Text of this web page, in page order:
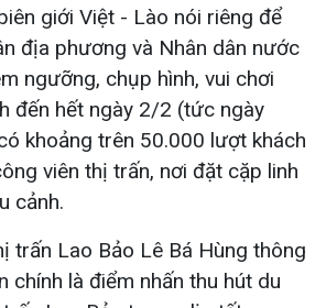
giới Việt - Lào nói riêng để
địa phương và Nhân dân nước
ngưỡng, chụp hình, vui chơi
đến hết ngày 2/2 (tức ngày
khoảng trên 50.000 lượt khách
viên thị trấn, nơi đặt cặp linh
cảnh.
trấn Lao Bảo Lê Bá Hùng thông
chính là điểm nhấn thu hút du